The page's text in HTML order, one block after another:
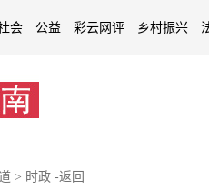
会 公益 彩云网评 乡村振兴
> 时政 -返回